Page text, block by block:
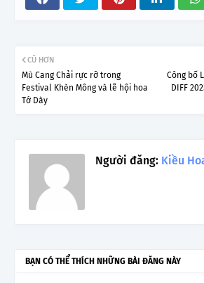
Công bố
DIFF
CŨ HƠN
Mù Cang Chải rực rỡ trong
Festival Khèn Mông và lễ hội hoa
Tớ Dày
Người đăng: Kiều
BẠN CÓ THỂ THÍCH NHỮNG BÀI ĐĂNG NÀY